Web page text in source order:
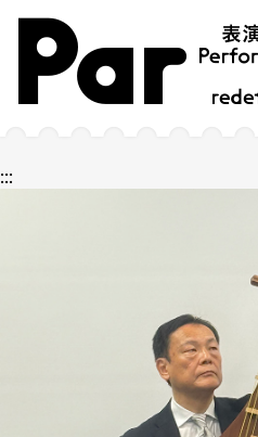
跳到主要内容区块
网站导览
:::